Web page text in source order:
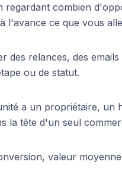
regardant combien
l'avance ce que vous
des relances, des
ou de statut.
a un propriétaire, un
la tête d'un seul
valeur